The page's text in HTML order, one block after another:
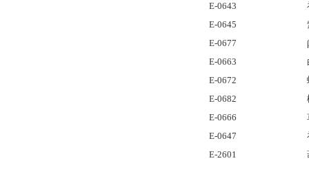
E-0643
E-0645
E-0677
E-0663
E-0672
E-0682
E-0666
E-0647
E-2601